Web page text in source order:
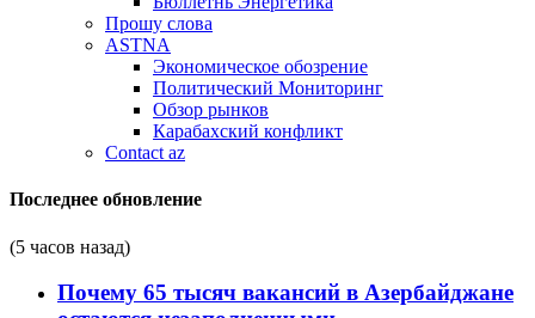
Прошу слова
ASTNA
Экономическое обозрение
Политический Мониторинг
Обзор рынков
Карабахский конфликт
Contact az
Последнее обновление
(5 часов назад)
Почему 65 тысяч вакансий в Азербайджане